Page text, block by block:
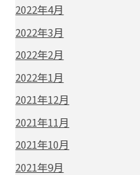
2022年4月
2022年3月
2022年2月
2022年1月
2021年12月
2021年11月
2021年10月
2021年9月